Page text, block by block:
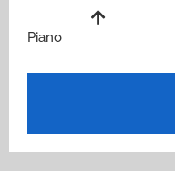
Piano